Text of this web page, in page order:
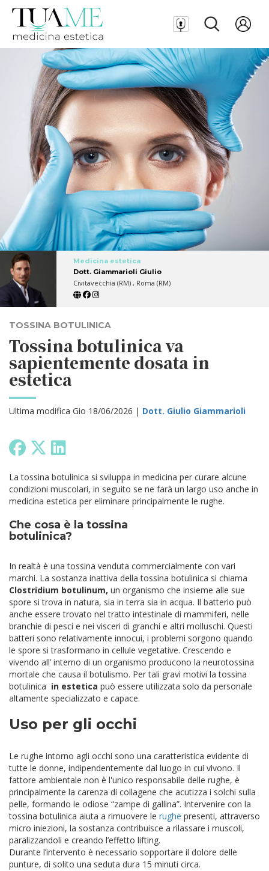
Medicina estetica
Dott. Giammarioli Giulio
Civitavecchia (RM) , Roma (RM)
TOSSINA BOTULINICA
Tossina botulinica va
sapientemente dosata in
estetica
Ultima modifica Gio 18/06/2026 | Dott. Giulio Giammarioli
La tossina botulinica si sviluppa in medicina per curare alcune
condizioni muscolari, in seguito se ne farà un largo uso anche in
medicina estetica per eliminare principalmente le rughe.
Che cosa è la tossina
botulinica?
In realtà è una tossina venduta commercialmente con vari
marchi. La sostanza inattiva della tossina botulinica si chiama
Clostridium botulinum, un organismo che insieme alle sue
spore si trova in natura, sia in terra sia in acqua. Il batterio può
anche essere trovato nel tratto intestinale di mammiferi, nelle
branchie di pesci e nei visceri di granchi e altri molluschi. Questi
batteri sono relativamente innocui, i problemi sorgono quando
le spore si trasformano in cellule vegetative. Crescendo e
vivendo all’ interno di un organismo producono la neurotossina
mortale che causa il botulismo. Per tali gravi motivi la tossina
botulinica in estetica può essere utilizzata solo da personale
altamente specializzato e capace.
Uso per gli occhi
Le rughe intorno agli occhi sono una caratteristica evidente di
tutte le donne, indipendentemente dal luogo in cui vivono. Il
fattore ambientale non è l'unico responsabile delle rughe, è
principalmente la carenza di collagene che acutizza i solchi sulla
pelle, formando le odiose “zampe di gallina”. Intervenire con la
tossina botulinica aiuta a rimuovere le rughe presenti, attraverso
micro iniezioni, la sostanza contribuisce a rilassare i muscoli,
paralizzandoli e creando l’effetto lifting.
Durante l’intervento è necessario sopportare il dolore delle
punture, di solito una seduta dura 15 minuti circa.